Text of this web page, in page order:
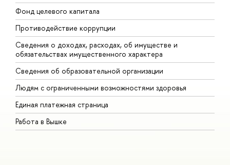
Фонд целевого капитала
Противодействие коррупции
Сведения о доходах, расходах, об имуществе и
обязательствах имущественного характера
Сведения об образовательной организации
Людям с ограниченными возможностями здоровья
Единая платежная страница
Работа в Вышке